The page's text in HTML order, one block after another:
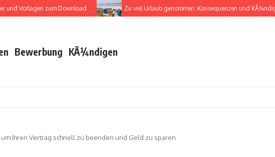
Vorlagen zum Download Zu viel Urlaub genommen: Konsequenzen und
Bewerbung KÃ¼ndigen
Ihren Vertrag schnell zu beenden und Geld zu sparen